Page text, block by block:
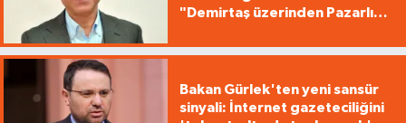
"Demirtaş üzerinden Pazarlık
Bakan Gürlek'ten yeni sansür
sinyali: İnternet gazeteciliğini